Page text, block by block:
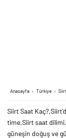
Anasayfa › Türkiye › Siirt
Siirt Saat
time,Siirt saat
güneşin doğuş ve